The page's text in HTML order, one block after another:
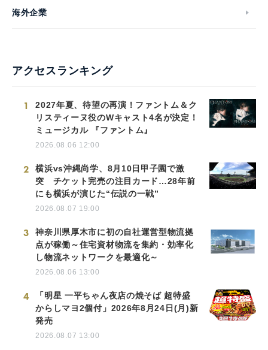
海外企業
アクセスランキング
1
2027年夏、待望の再演！ファントム＆ク
リスティーヌ役のWキャスト4名が決定！
ミュージカル 『ファントム』
2026.08.06 12:00
2
横浜vs沖縄尚学、8月10日甲子園で激
突 チケット完売の注目カード…28年前
にも横浜が演じた“伝説の一戦”
2026.08.07 19:00
3
神奈川県厚木市に初の自社運営型物流拠
点が稼働～住宅資材物流を集約・効率化
し物流ネットワークを最適化～
2026.08.06 13:00
4
「明星 一平ちゃん夜店の焼そば 超特盛
からしマヨ2個付」2026年8月24日(月)新
発売
2026.08.07 13:00